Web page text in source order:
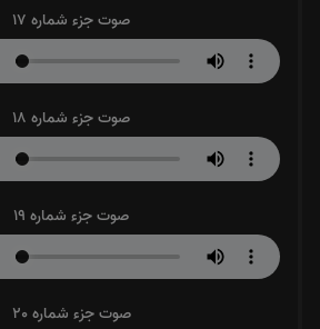
صوت جزء شماره 17
صوت جزء شماره 18
صوت جزء شماره 19
صوت جزء شماره 20